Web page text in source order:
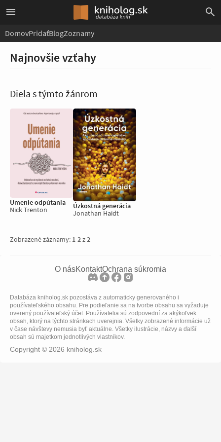
DomovPridaťBlogZoznamy
Najnovšie vzťahy
Diela s týmto žánrom
Umenie odpútania
Nick Trenton
Úzkostná generácia
Jonathan Haidt
Zobrazené záznamy: 1-2z2
O násKontaktOchrana súkromia
Databáza kniholog.sk pozostáva z automaticky generovaného i
používateľského obsahu. Pre podieľanie sa na tvorbe obsahu sa vyžaduje
overený používateľský účet. Používatelia sú zodpovední za akýkoľvek
obsah, ktorý na týchto stránkach uverejnia. Všetky zobrazené informácie už
v čase návštevy nemusia byť aktuálne. Všetky ilustrácie, názvy a ďalší
obsah sú majetkom jednotlivých vlastníkov.
Copyright © 2026 kniholog.sk